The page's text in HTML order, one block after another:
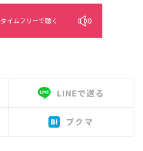
タイムフリーで聴く
LINEで送る
ブクマ